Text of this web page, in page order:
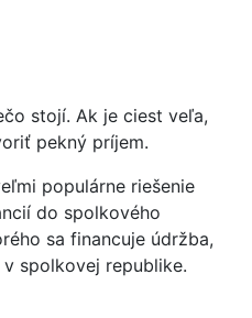
stojí. Ak je ciest veľa,
pekný príjem.
populárne riešenie
do spolkového
sa financuje údržba,
spolkovej republike.